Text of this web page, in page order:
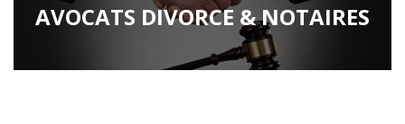
AVOCATS DIVORCE & NOTAIRES